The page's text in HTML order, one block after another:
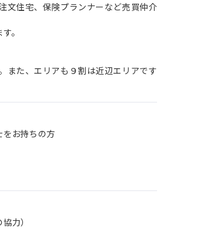
文住宅、保険プランナーなど売買仲介
。
また、エリアも９割は近辺エリアです
お持ちの方
力）